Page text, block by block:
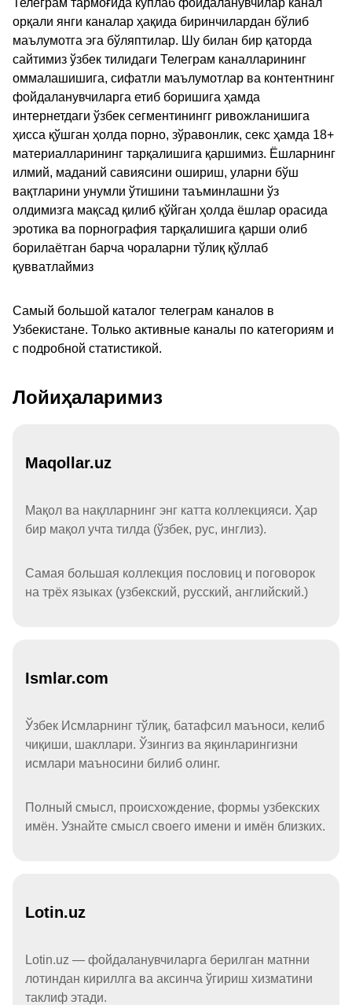
орқали янги каналар ҳақида биринчилардан бўлиб
маълумотга эга бўляптилар. Шу билан бир қаторда
сайтимиз ўзбек тилидаги Телеграм каналларининг
оммалашишига, сифатли маълумотлар ва контентнинг
фойдаланувчиларга етиб боришига ҳамда
интернетдаги ўзбек сегментинингг ривожланишига
ҳисса қўшган ҳолда порно, зўравонлик, секс ҳамда 18+
материалларининг тарқалишига қаршимиз. Ёшларнинг
илмий, маданий савиясини ошириш, уларни бўш
вақтларини унумли ўтишини таъминлашни ўз
олдимизга мақсад қилиб қўйган ҳолда ёшлар орасида
эротика ва порнография тарқалишига қарши олиб
борилаётган барча чораларни тўлиқ қўллаб
қувватлаймиз
Самый большой каталог телеграм каналов в
Узбекистане. Только активные каналы по категориям и
с подробной статистикой.
Лойиҳаларимиз
Maqollar.uz
Мақол ва нақлларнинг энг катта коллекцияси. Ҳар
бир мақол учта тилда (ўзбек, рус, инглиз).
Самая большая коллекция пословиц и поговорок
на трёх языках (узбекский, русский, английский.)
Ismlar.com
Ўзбек Исмларнинг тўлиқ, батафсил маъноси, келиб
чиқиши, шакллари. Ўзингиз ва яқинларингизни
исмлари маъносини билиб олинг.
Полный смысл, происхождение, формы узбекских
имён. Узнайте смысл своего имени и имён близких.
Lotin.uz
Lotin.uz — фойдаланувчиларга берилган матнни
лотиндан кириллга ва аксинча ўгириш хизматини
таклиф этади.